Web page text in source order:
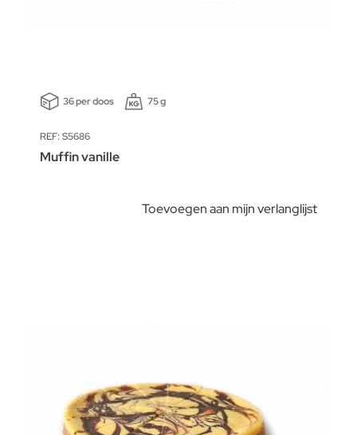
36 per doos 75 g
REF: S5686
Muffin vanille
Toevoegen aan mijn verlanglijst